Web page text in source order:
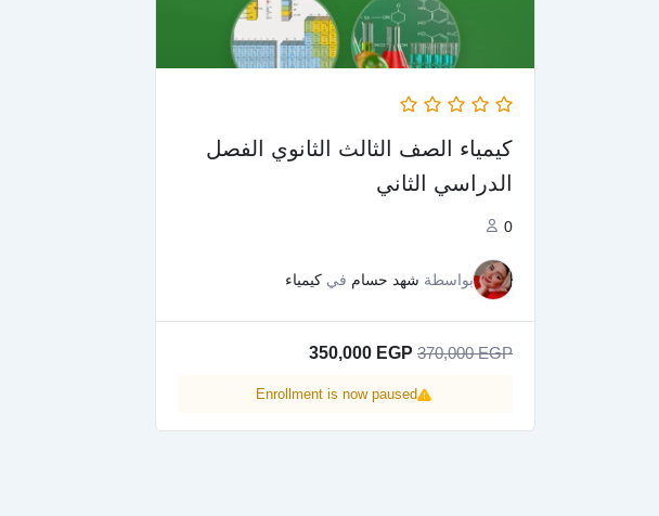
كيمياء الصف الثالث الثانوي الفصل
الدراسي الثاني
0
بواسطة شهد حسام في كيمياء
370,000EGP
350,000 EGP
Enrollment is now paused